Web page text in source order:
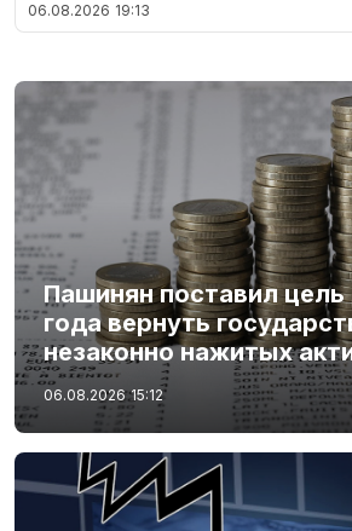
06.08.2026 19:13
Пашинян поставил цель
года вернуть
незаконно нажитых
06.08.2026 15:12